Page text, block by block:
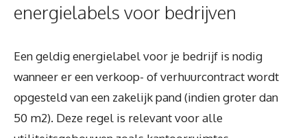
energielabels voor bedrijven
Een geldig energielabel voor je bedrijf is nodig
wanneer er een verkoop- of verhuurcontract wordt
opgesteld van een zakelijk pand (indien groter dan
50 m2). Deze regel is relevant voor alle